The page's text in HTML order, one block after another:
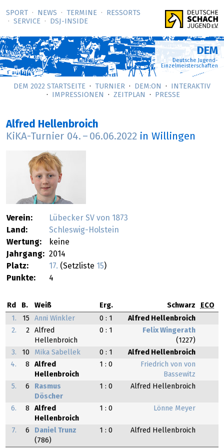
SPORT NEWS TERMINE
RESSORTS
SERVICE
DSJ-­INSIDE
DEM
Deutsche Jugend-
Einzelmeisterschaften
DEM 2022 STARTSEITE TURNIER DEM:ON
INTERAKTIV
IMPRESSIONEN
ZEITPLAN PRESSE
Alfred Hellenbroich
KiKA-Turnier 04. – 06.06.2022 in Willingen
Verein:
Lübecker SV von 1873
Land:
Schleswig-Holstein
Wertung:
keine
Jahrgang: 2014
Platz:
17. (Setzliste 15)
Punkte:
4
Rd B. Weiß Erg. Schwarz
ECO
1.
15 Anni Winkler 0 : 1
Alfred Hellenbroich
2.
2
Alfred
Hellenbroich
0 : 1
Felix Wingerath
(1227)
3.
10 Mika Sabellek 0 : 1
Alfred Hellenbroich
4.
8
Alfred
Hellenbroich
1 : 0
Friedrich von von
Bassewitz
5.
6
Rasmus
Döscher
1 : 0 Alfred Hellenbroich
6. 8
Alfred
Hellenbroich
1 : 0 Lönne Meyer
7. 6
Daniel Trunz
(786)
1 : 0 Alfred Hellenbroich